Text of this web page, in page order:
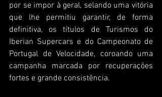
por se impor à geral, selando uma vitória
que lhe permitiu garantir, de forma
definitiva, os títulos de Turismos do
Iberian Supercars e do Campeonato de
Portugal de Velocidade, coroando uma
campanha marcada por recuperações
fortes e grande consistência.